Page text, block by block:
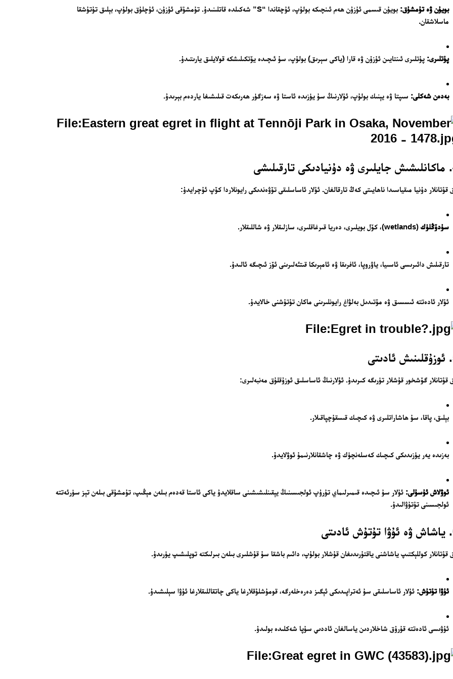
بويۇن ۋە تۇمشۇق:
بويۇن قىسمى ئۇزۇن ھەم ئىنچىكە بولۇپ، ئۇچقاندا “S” شەكىلدە قاتلىنىدۇ. تۇمشۇقى ئۇزۇن، ئۇچلۇق بولۇپ، بېلىق تۇتۇشقا
ماسلاشقان.
پۇتلىرى: پۇتلىرى ئىنتايىن ئۇزۇن ۋە قارا (ياكى سېرىق) بولۇپ، سۇ ئىچىدە يۆتكىلىشكە قولايلىق يارىتىدۇ.
بەدەن شەكلى: سىپتا ۋە يېنىك بولۇپ، ئۇلارنىڭ سۇ يۈزىدە ئاستا ۋە سەزگۈر ھەرىكەت قىلىشىغا ياردەم بېرىدۇ.
قۇتانلار دۇنيا مىقياسىدا ناھايىتى كەڭ تارقالغان. ئۇلار ئاساسلىقى تۆۋەندىكى رايونلاردا كۆپ ئۇچرايدۇ:
سۇدۆڭلۈك(wetlands)، كۆل بويلىرى، دەريا قىرغاقلىرى، سازلىقلار ۋە شاللىقلار.
تارقىلىش دائىرىسى ئاسىيا، ياۋروپا، ئافرىقا ۋە ئامېرىكا قىتئەلىرىنى ئۆز ئىچىگە ئالىدۇ.
ئۇلار ئادەتتە ئىسسىق ۋە مۆتىدىل بەلۋاغ رايونلىرىنى ماكان تۇتۇشنى خالايدۇ.
قۇتانلار گۆشخور قۇشلار تۈرىگە كىرىدۇ. ئۇلارنىڭ ئاساسلىق ئوزۇقلۇق مەنبەلىرى:
بېلىق، پاقا، سۇ ھاشاراتلىرى ۋە كىچىك قىسقۇچپاقىلار.
بەزىدە يەر يۈزىدىكى كىچىك كەسلەنچۈك ۋە چاشقانلارنىمۇ ئوۋلايدۇ.
ئوۋلاش ئۇسۇلى: ئۇلار سۇ ئىچىدە قىمىرلىماي تۇرۇپ ئولجىسىنىڭ يېقىنلىشىشىنى ساقلايدۇ ياكى ئاستا قەدەم بىلەن مېڭىپ، تۇمشۇقى بىلەن تېز سۈرئەتتە
ئولجىسىنى تۇتۇۋالىدۇ.
قۇتانلار كوللېكتىپ ياشاشنى ياقتۇرىدىغان قۇشلار بولۇپ، دائىم باشقا سۇ قۇشلىرى بىلەن بىرلىكتە توپلىشىپ يۈرىدۇ.
ئۇۋا تۇتۇش: ئۇلار ئاساسلىقى سۇ ئەتراپىدىكى ئېگىز دەرەخلەرگە، قومۇشلۇقلارغا ياكى چاتقاللىقلارغا ئۇۋا سېلىشىدۇ.
ئۇۋىسى ئادەتتە قۇرۇق شاخلاردىن ياسالغان ئاددىي سۇپا شەكلىدە بولىدۇ.